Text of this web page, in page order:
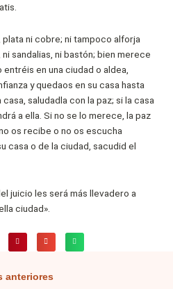
ni cobre; ni tampoco alforja
sandalias, ni bastón; bien merece
en una ciudad o aldea,
y quedaos en su casa hasta
saludadla con la paz; si la casa
a ella. Si no se lo merece, la paz
os recibe o no os escucha
casa o de la ciudad, sacudid el
juicio les será más llevadero a
ciudad».
anteriores